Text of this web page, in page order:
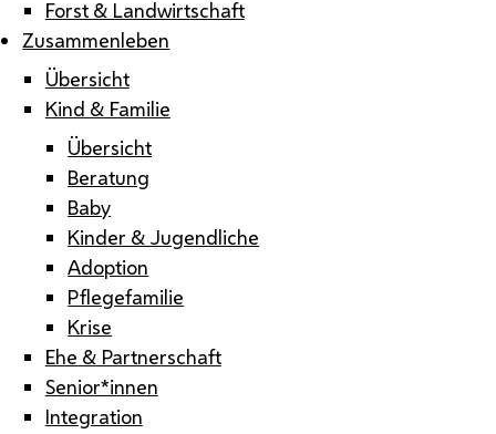
Forst & Landwirtschaft
Zusammenleben
Übersicht
Kind & Familie
Übersicht
Beratung
Baby
Kinder & Jugendliche
Adoption
Pflegefamilie
Krise
Ehe & Partnerschaft
Senior*innen
Integration